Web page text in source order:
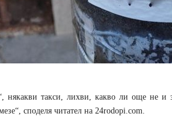
някакви такси, лихви, какво ли още не и
споделя читател на 24rodopi.com.